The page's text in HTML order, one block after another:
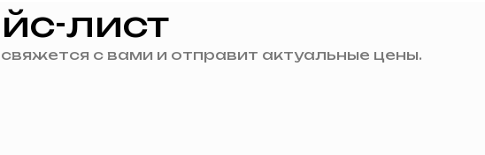
лист
с вами и отправит актуальные цены.